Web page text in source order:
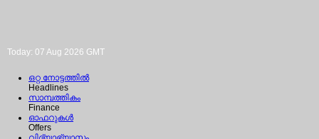
Today: 07 Aug 2026 GMT
ഒറ്റ നോട്ടത്തില്‍
Headlines
സാമ്പത്തികം
Finance
ഓഫറുകള്‍
Offers